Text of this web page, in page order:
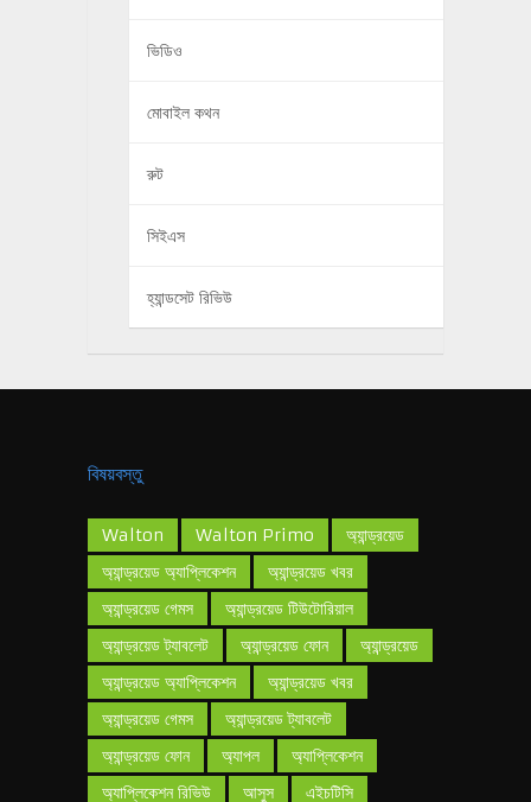
ভিডিও
মোবাইল কথন
রুট
সিইএস
হ্যান্ডসেট রিভিউ
বিষয়বস্তু
Walton Walton Primo
অ্যান্ড্রয়েড
অ্যান্ড্রয়েড অ্যাপ্লিকেশন
অ্যান্ড্রয়েড খবর
অ্যান্ড্রয়েড গেমস
অ্যান্ড্রয়েড টিউটোরিয়াল
অ্যান্ড্রয়েড ট্যাবলেট
অ্যান্ড্রয়েড ফোন
অ্যান্ড্রয়েড
অ্যান্ড্রয়েড অ্যাপ্লিকেশন
অ্যান্ড্রয়েড খবর
অ্যান্ড্রয়েড গেমস
অ্যান্ড্রয়েড ট্যাবলেট
অ্যান্ড্রয়েড ফোন
অ্যাপল
অ্যাপ্লিকেশন
অ্যাপ্লিকেশন রিভিউ
আসুস এইচটিসি